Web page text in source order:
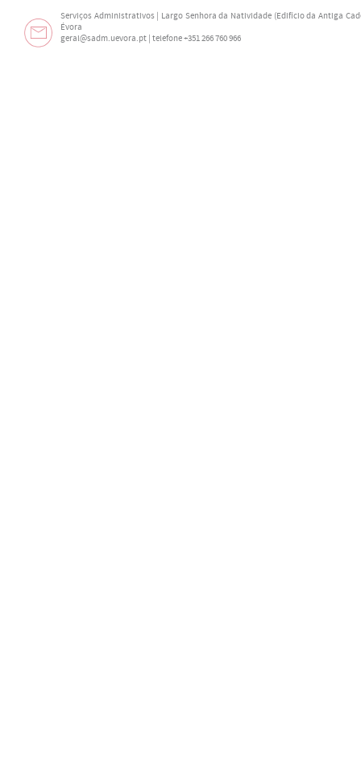
Serviços Administrativos | Largo Senhora da Natividade (Edifício da Antiga
Évora
geral@sadm.uevora.pt | telefone +351 266 760 966